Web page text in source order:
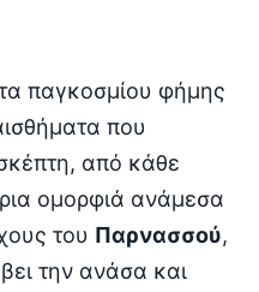
παγκοσμίου φήμης
που
από κάθε
ομορφιά ανάμεσα
του Παρνασσού,
την ανάσα και